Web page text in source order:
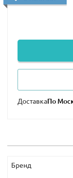
Доставка
Бренд